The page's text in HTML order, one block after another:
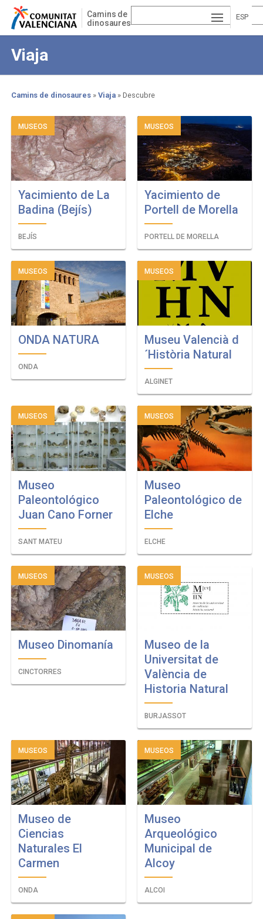
Pasar
contenido
Camins de
dinosaures
ESP
À
Viaja
Sobrescribir
enlaces
de
ayuda
a
la
navegación
Camins de dinosaures Viaja Descubre
MUSEOS
Yacimiento de La
Badina (Bejís)
BEJÍS
MUSEOS
Yacimiento de
Portell de Morella
PORTELL DE MORELLA
MUSEOS
ONDA NATURA
ONDA
MUSEOS
Museu Valencià d
´Història Natural
ALGINET
MUSEOS
Museo
Paleontológico
Juan Cano Forner
SANT MATEU
MUSEOS
Museo
Paleontológico de
Elche
ELCHE
MUSEOS
Museo Dinomanía
CINCTORRES
MUSEOS
Museo de la
Universitat de
València de
Historia Natural
BURJASSOT
MUSEOS
Museo de
Ciencias
Naturales El
Carmen
ONDA
MUSEOS
Museo
Arqueológico
Municipal de
Alcoy
ALCOI